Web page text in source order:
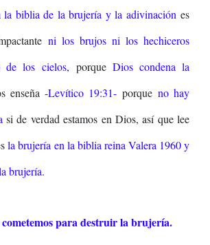
la biblia de la brujería y la adivinaciónes
ni los brujos ni los hechiceros
de los cielos, porque Dios condena la
enseña -Levítico 19:31- porque no hay
si de verdad estamos en Dios, así que lee
la brujería en la biblia reina Valera 1960 y
brujería.
para destruir la brujería.